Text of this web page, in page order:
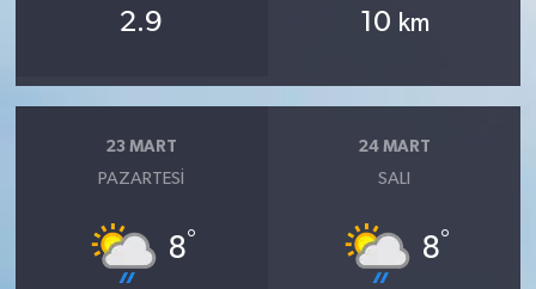
2.9 10 km
23 MART
PAZARTESI
8°
24 MART
SALI
8°